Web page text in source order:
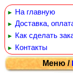
► На главную
► Доставка,
► Как сделать
► Контакты
Меню /